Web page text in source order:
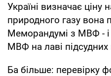
Україні визначає ціну
природного газу вона
Меморандумі з МВФ - і
МВФ на лаві
Ба більше: перевірку